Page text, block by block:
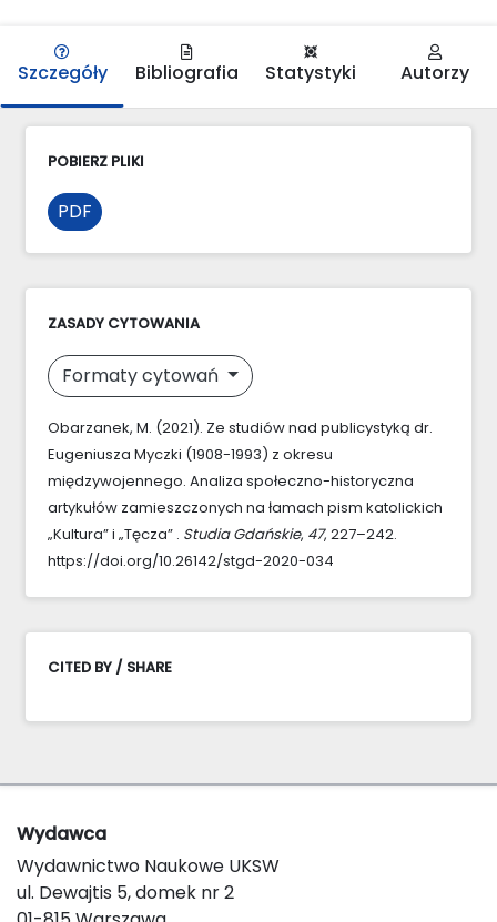
Szczegóły Bibliografia Statystyki Autorzy
POBIERZ PLIKI
PDF
ZASADY CYTOWANIA
Formaty cytowań
Obarzanek, M. (2021). Ze studiów nad publicystyką dr.
Eugeniusza Myczki (1908-1993) z okresu
międzywojennego. Analiza społeczno-historyczna
artykułów zamieszczonych na łamach pism katolickich
„Kultura” i „Tęcza” . Studia Gdańskie, 47, 227–242.
https://doi.org/10.26142/stgd-2020-034
CITED BY / SHARE
Wydawca
Wydawnictwo Naukowe UKSW
ul. Dewajtis 5, domek nr 2